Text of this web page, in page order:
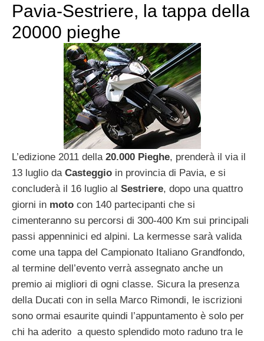
Pavia-Sestriere, la tappa della
20000 pieghe
L’edizione 2011 della 20.000 Pieghe, prenderà il via il
13 luglio da Casteggio in provincia di Pavia, e si
concluderà il 16 luglio al Sestriere, dopo una quattro
giorni in moto con 140 partecipanti che si
cimenteranno su percorsi di 300-400 Km sui principali
passi appenninici ed alpini. La kermesse sarà valida
come una tappa del Campionato Italiano Grandfondo,
al termine dell’evento verrà assegnato anche un
premio ai migliori di ogni classe. Sicura la presenza
della Ducati con in sella Marco Rimondi, le iscrizioni
sono ormai esaurite quindi l’appuntamento è solo per
chi ha aderito a questo splendido moto raduno tra le